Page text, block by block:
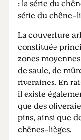
: la série du
série du chêne-
La couverture
constituée
zones
de saule, de
riveraines. En
il existe
que des
pins, ainsi que
chênes-lièges.